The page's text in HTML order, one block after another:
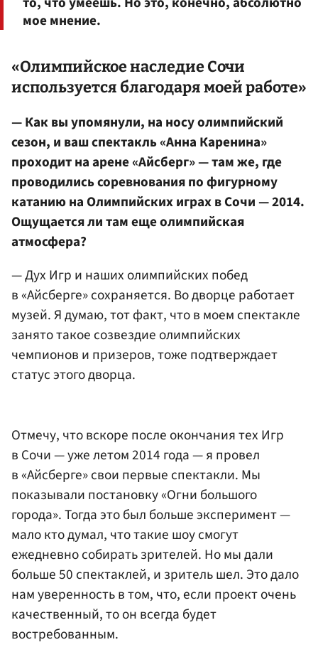
мое мнение.
«Олимпийское наследие Сочи
используется благодаря моей работе»
— Как вы упомянули, на носу олимпийский
сезон, и ваш спектакль «Анна Каренина»
проходит на арене «Айсберг» — там же, где
проводились соревнования по фигурному
катанию на Олимпийских играх в Сочи — 2014.
Ощущается ли там еще олимпийская
атмосфера?
— Дух Игр и наших олимпийских побед
в «Айсберге» сохраняется. Во дворце работает
музей. Я думаю, тот факт, что в моем спектакле
занято такое созвездие олимпийских
чемпионов и призеров, тоже подтверждает
статус этого дворца.
Отмечу, что вскоре после окончания тех Игр
в Сочи — уже летом 2014 года — я провел
в «Айсберге» свои первые спектакли. Мы
показывали постановку «Огни большого
города». Тогда это был больше эксперимент —
мало кто думал, что такие шоу смогут
ежедневно собирать зрителей. Но мы дали
больше 50 спектаклей, и зритель шел. Это дало
нам уверенность в том, что, если проект очень
качественный, то он всегда будет
востребованным.